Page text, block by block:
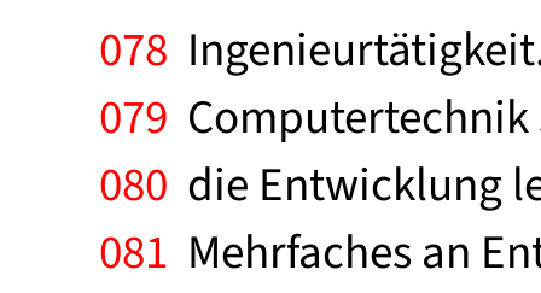
078
079
080 die Entwicklung
081 Mehrfaches an